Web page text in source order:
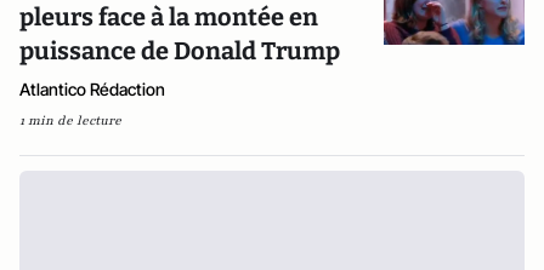
pleurs face à la montée en
puissance de Donald Trump
Atlantico Rédaction
1 min de lecture